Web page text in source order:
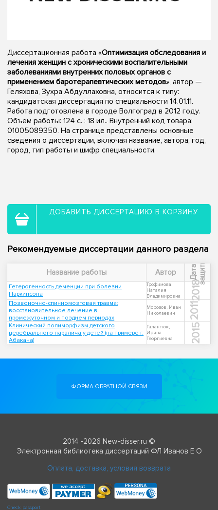
Диссертационная работа «Оптимизация обследования и
лечения женщин с хроническими воспалительными
заболеваниями внутренних половых органов с
применением баротерапевтических методов», автор —
Геляхова, Зухра Абдуллаховна, относится к типу:
кандидатская диссертация по специальности 14.01.11.
Работа подготовлена в городе Волгоград в 2012 году.
Объем работы: 124 с. : 18 ил.. Внутренний код товара:
01005089350. На странице представлены основные
сведения о диссертации, включая название, автора, год,
город, тип работы и шифр специальности.
ДОБАВИТЬ ДИССЕРТАЦИЮ В КОРЗИНУ
Рекомендуемые диссертации данного раздела
Название работы Автор Д
а
т
а
з
а
щ
и
т ы
Гетерогенность деменции при болезни
Паркинсона
Трофимова,
Наталия
Владимировна
2018
Позвоночно-спинномозговая травма:
восстановительное лечение в
промежуточном и позднем периодах
Морозов, Иван
Николаевич
2011
Клинический полиморфизм детского
церебрального паралича у детей (на примере г.
Абакана)
Галантюк,
Ирина
Георгиевна
2015
ФОРМА ОБРАТНОЙ СВЯЗИ
2014 -2026 New-disser.ru ©
Электронная библиотека диссертаций ФЛ Иванов Е О
Оплата, доставка, условия возврата
Check passport